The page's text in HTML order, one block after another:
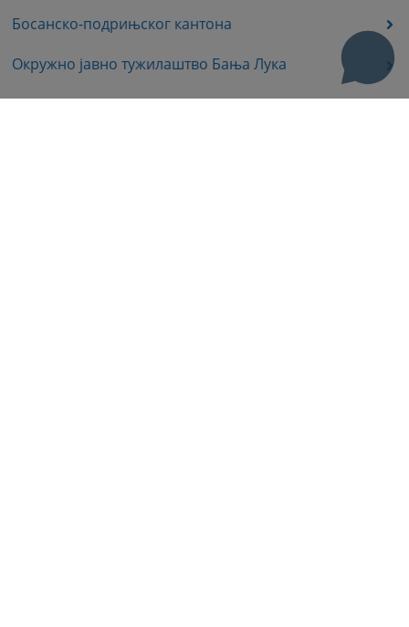
Босанско-подрињског кантона
Окружно јавно тужилаштво Бања Лука
Окружно јавно тужилаштво Требиње